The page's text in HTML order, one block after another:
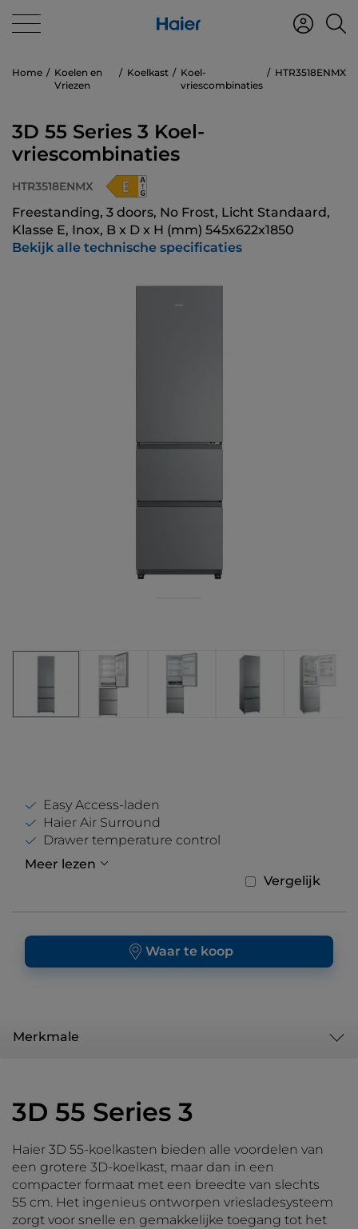
Home
Koelen en
Vriezen
Koelkast
Koel-
vriescombinaties
HTR3518ENMX
3D 55 Series 3 Koel-
vriescombinaties
HTR3518ENMX
Freestanding, 3 doors, No Frost, Licht Standaard,
Klasse E, Inox, B x D x H (mm) 545x622x1850
Bekijk alle technische specificaties
Easy Access-laden
Haier Air Surround
Drawer temperature control
Meer lezen
Vergelijk
Waar te koop
Merkmale
3D 55 Series 3
Haier 3D 55-koelkasten bieden alle voordelen van
een grotere 3D-koelkast, maar dan in een
compacter formaat met een breedte van slechts
55 cm. Het ingenieus ontworpen vriesladesysteem
zorgt voor snelle en gemakkelijke toegang tot het